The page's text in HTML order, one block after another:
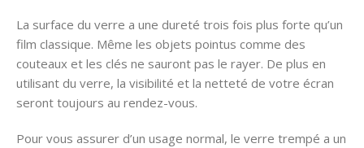
La surface du verre a une dureté trois fois plus forte qu’un
film classique. Même les objets pointus comme des
couteaux et les clés ne sauront pas le rayer. De plus en
utilisant du verre, la visibilité et la netteté de votre écran
seront toujours au rendez-vous.
Pour vous assurer d’un usage normal, le verre trempé a un